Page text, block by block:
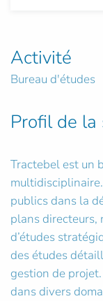
Activité
Bureau d'études
Profil de la
Tractebel est un
publics dans la
plans directeurs,
d’études
des études
gestion de
dans divers